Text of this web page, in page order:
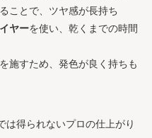
ことで、ツヤ感が長持ち
ヤーを使い、乾くまでの時間
施すため、発色が良く持ちも
は得られないプロの仕上がり